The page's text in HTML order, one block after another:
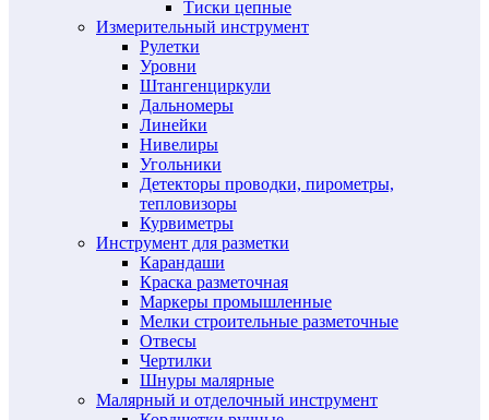
Тиски цепные
Измерительный инструмент
Рулетки
Уровни
Штангенциркули
Дальномеры
Линейки
Нивелиры
Угольники
Детекторы проводки, пирометры,
тепловизоры
Курвиметры
Инструмент для разметки
Карандаши
Краска разметочная
Маркеры промышленные
Мелки строительные разметочные
Отвесы
Чертилки
Шнуры малярные
Малярный и отделочный инструмент